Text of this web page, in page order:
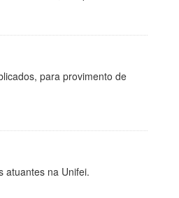
para provimento de
atuantes na Unifei.